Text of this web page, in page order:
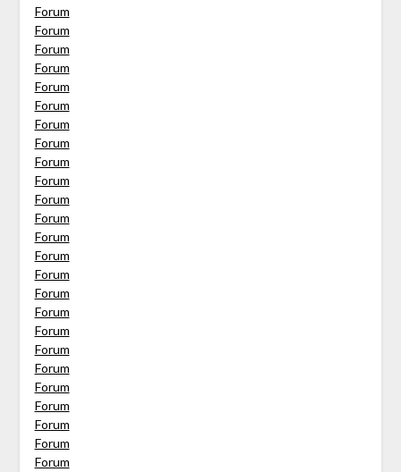
Forum
Forum
Forum
Forum
Forum
Forum
Forum
Forum
Forum
Forum
Forum
Forum
Forum
Forum
Forum
Forum
Forum
Forum
Forum
Forum
Forum
Forum
Forum
Forum
Forum